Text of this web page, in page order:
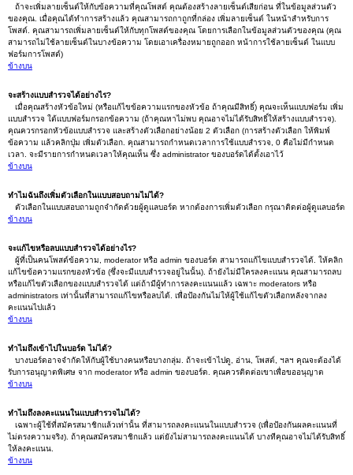
ถ้าจะเพิ่มลายเซ็นต์ให้กับข้อความที่คุณโพสต์ คุณต้องสร้างลายเซ็นต์เสียก่อน ที่ในข้อมูลส่วนตัว
ของคุณ. เมื่อคุณได้ทำการสร้างแล้ว คุณสามารถกาถูกที่กล่อง เพิ่มลายเซ็นต์ ในหน้าสำหรับการ
โพสต์. คุณสามารถเพิ่มลายเซ็นต์ให้กับทุกโพสต์ของคุณ โดยการเลือกในข้อมูลส่วนตัวของคุณ (คุณ
สามารถไม่ใช้ลายเซ็นต์ในบางข้อความ โดยเอาเครื่องหมายถูกออก หน้าการใช้ลายเซ็นต์ ในแบบ
ฟอร์มการโพสต์)
ข้างบน
จะสร้างแบบสำรวจได้อย่างไร?
เมื่อคุณสร้างหัวข้อใหม่ (หรือแก้ไขข้อความแรกของหัวข้อ ถ้าคุณมีสิทธิ์) คุณจะเห็นแบบฟอร์ม เพิ่ม
แบบสำรวจ ใต้แบบฟอร์มกรอกข้อความ (ถ้าคุณหาไม่พบ คุณอาจไม่ได้รับสิทธิ์ให้สร้างแบบสำรวจ).
คุณควรกรอกหัวข้อแบบสำรวจ และสร้างตัวเลือกอย่างน้อย 2 ตัวเลือก (การสร้างตัวเลือก ให้พิมพ์
ข้อความ แล้วคลิกปุ่ม เพิ่มตัวเลือก. คุณสามารถกำหนดเวลาการใช้แบบสำรวจ, 0 คือไม่มีกำหนด
เวลา. จะมีรายการกำหนดเวลาให้คุณเห็น ซึ่ง administrator ของบอร์ดได้ตั้งเอาไว้
ข้างบน
ทำไมฉันถึงเพิ่มตัวเลือกในแบบสอบถามไม่ได้?
ตัวเลือกในแบบสอบถามถูกจำกัดด้วยผู้ดูแลบอร์ด หากต้องการเพิ่มตัวเลือก กรุณาติดต่อผู้ดูแลบอร์ด
ข้างบน
จะแก้ไขหรือลบแบบสำรวจได้อย่างไร?
ผู้ที่เป็นคนโพสต์ข้อความ, moderator หรือ admin ของบอร์ด สามารถแก้ไขแบบสำรวจได้. ให้คลิก
แก้ไขข้อความแรกของหัวข้อ (ซึ่งจะมีแบบสำรวจอยู่ในนั้น). ถ้ายังไม่มีใครลงคะแนน คุณสามารถลบ
หรือแก้ไขตัวเลือกของแบบสำรวจได้ แต่ถ้ามีผู้ทำการลงคะแนนแล้ว เฉพาะ moderators หรือ
administrators เท่านั้นที่สามารถแก้ไขหรือลบได้. เพื่อป้องกันไม่ให้ผู้ใช้แก้ไขตัวเลือกหลังจากลง
คะแนนไปแล้ว
ข้างบน
ทำไมถึงเข้าไปในบอร์ด ไม่ได้?
บางบอร์ดอาจจำกัดให้กับผู้ใช้บางคนหรือบางกลุ่ม. ถ้าจะเข้าไปดู, อ่าน, โพสต์, ฯลฯ คุณจะต้องได้
รับการอนุญาตพิเศษ จาก moderator หรือ admin ของบอร์ด. คุณควรติดต่อเขาเพื่อขออนุญาต
ข้างบน
ทำไมถึงลงคะแนนในแบบสำรวจไม่ได้?
เฉพาะผู้ใช้ที่สมัครสมาชิกแล้วเท่านั้น ที่สามารถลงคะแนนในแบบสำรวจ (เพื่อป้องกันผลคะแนนที่
ไม่ตรงความจริง). ถ้าคุณสมัครสมาชิกแล้ว แต่ยังไม่สามารถลงคะแนนได้ บางทีคุณอาจไม่ได้รับสิทธิ์
ให้ลงคะแนน.
ข้างบน